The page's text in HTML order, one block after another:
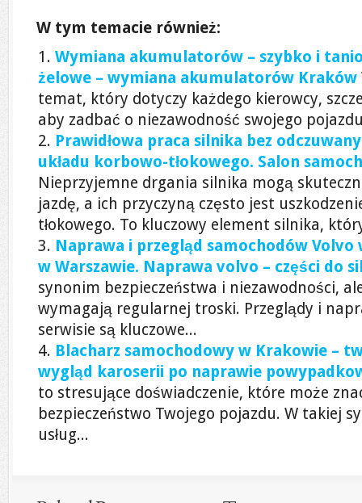
W tym temacie również:
Wymiana akumulatorów – szybko i
żelowe – wymiana akumulatorów Kraków
temat, który dotyczy każdego kierowcy,
aby zadbać o niezawodność swojego
Prawidłowa praca silnika bez
układu korbowo-tłokowego. Salon
Nieprzyjemne drgania silnika mogą
jazdę, a ich przyczyną często jest
tłokowego. To kluczowy element silnika,
Naprawa i przegląd samochodów
w Warszawie. Naprawa volvo – części do
synonim bezpieczeństwa i niezawodności,
wymagają regularnej troski. Przeglądy i
serwisie są kluczowe...
Blacharz samochodowy w Krakowie –
wygląd karoserii po naprawie
to stresujące doświadczenie, które może
bezpieczeństwo Twojego pojazdu. W takiej
usług...